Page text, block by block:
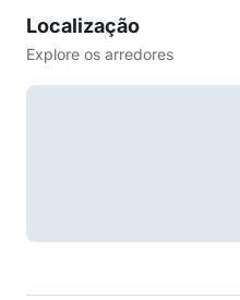
Localização
Explore os arredores